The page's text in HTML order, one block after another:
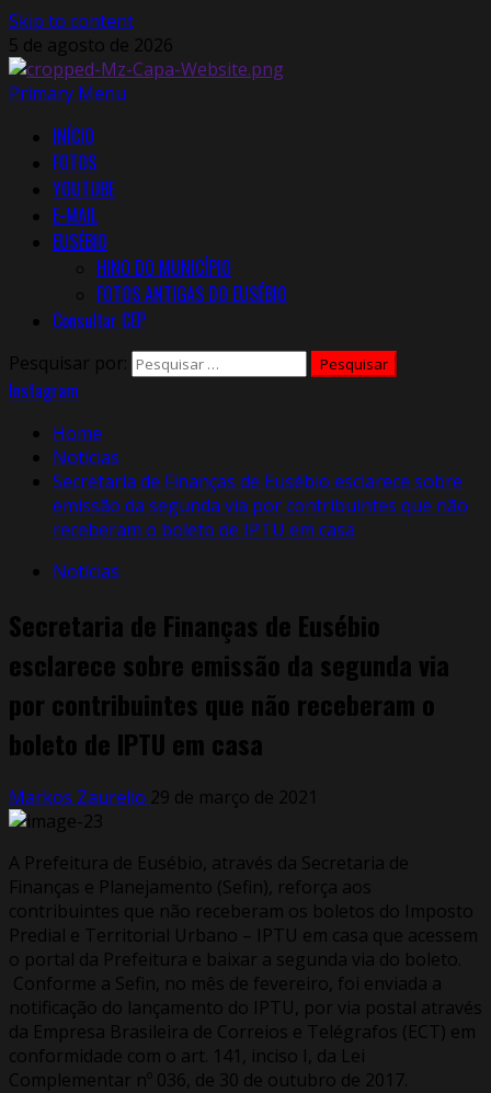
Skip to content
5 de agosto de 2026
Primary Menu
INÍCIO
FOTOS
YOUTUBE
E-MAIL
EUSÉBIO
HINO DO MUNICÍPIO
FOTOS ANTIGAS DO EUSÉBIO
Consultar CEP
Pesquisar por:
Instagram
Home
Notícias
Secretaria de Finanças de Eusébio esclarece sobre
emissão da segunda via por contribuintes que não
receberam o boleto de IPTU em casa
Notícias
Secretaria de Finanças de Eusébio
esclarece sobre emissão da segunda via
por contribuintes que não receberam o
boleto de IPTU em casa
Markos Zaurelio 29 de março de 2021
A Prefeitura de Eusébio, através da Secretaria de
Finanças e Planejamento (Sefin), reforça aos
contribuintes que não receberam os boletos do Imposto
Predial e Territorial Urbano – IPTU em casa que acessem
o portal da Prefeitura e baixar a segunda via do boleto.
Conforme a Sefin, no mês de fevereiro, foi enviada a
notificação do lançamento do IPTU, por via postal através
da Empresa Brasileira de Correios e Telégrafos (ECT) em
conformidade com o art. 141, inciso I, da Lei
Complementar nº 036, de 30 de outubro de 2017.